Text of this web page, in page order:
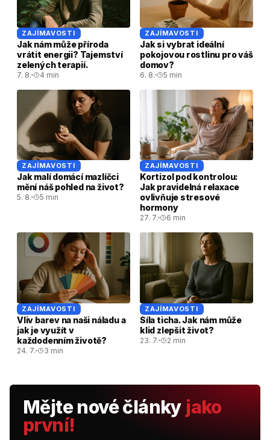
ZAJÍMAVOSTI
Jak nám může příroda
vrátit energii? Tajemství
zelených terapií.
7. 8. 4 min
ZAJÍMAVOSTI
Jak si vybrat ideální
pokojovou rostlinu pro váš
domov?
6. 8. 5 min
ZAJÍMAVOSTI
Jak malí domácí mazlíčci
mění náš pohled na život?
5. 8. 5 min
ZAJÍMAVOSTI
Kortizol pod kontrolou:
Jak pravidelná relaxace
ovlivňuje stresové
hormony
27. 7. 6 min
ZAJÍMAVOSTI
Vliv barev na naši náladu a
jak je využít v
každodenním životě?
24. 7. 3 min
ZAJÍMAVOSTI
Síla ticha. Jak nám může
klid zlepšit život?
23. 7. 2 min
Mějte nové články jako
první!